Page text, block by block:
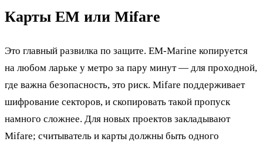
Карты EM или Mifare
Это главный развилка по защите. EM-Marine копируется
на любом ларьке у метро за пару минут — для проходной,
где важна безопасность, это риск. Mifare поддерживает
шифрование секторов, и скопировать такой пропуск
намного сложнее. Для новых проектов закладывают
Mifare; считыватель и карты должны быть одного